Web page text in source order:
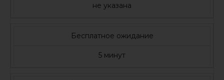
не указана
Бесплатное ожидание
5 минут